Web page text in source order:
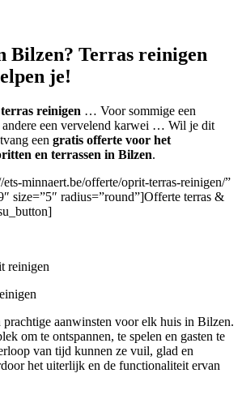
Bilzen? Terras reinigen
je!
terras reinigen … Voor sommige een
een vervelend karwei … Wil je dit
een gratis offerte voor het
en terrassen in Bilzen.
minnaert.be/offerte/oprit-terras-reinigen/”
size=”5″ radius=”round”]Offerte terras &
prachtige aanwinsten voor elk huis in Bilzen.
om te ontspannen, te spelen en gasten te
van tijd kunnen ze vuil, glad en
het uiterlijk en de functionaliteit ervan